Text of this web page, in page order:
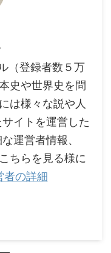
（登録者数５万
史や世界史を問
は様々な説や人
イトを運営した
運営者情報、
ちらを見る様に
者の詳細